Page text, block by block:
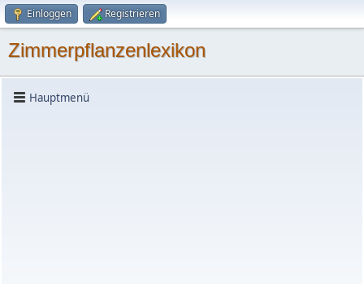
Einloggen Registrieren
Zimmerpflanzenlexikon
Hauptmenü